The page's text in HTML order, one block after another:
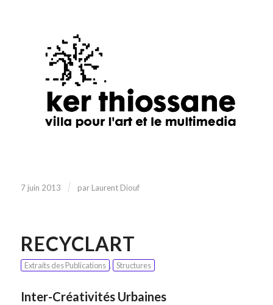
7 juin 2013 / par Laurent Diouf
RECYCLART
Extraits des Publications , Structures
Inter-Créativités Urbaines